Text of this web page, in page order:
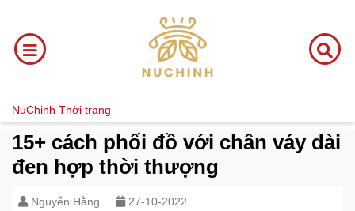
NuChinh Thời trang
15+ cách phối đồ với chân váy dài
đen hợp thời thượng
Nguyễn Hằng 27-10-2022